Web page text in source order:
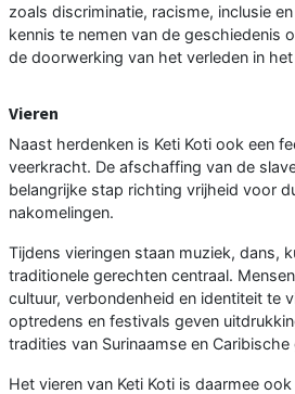
zoals discriminatie, racisme, inclusie
kennis te nemen van de geschiedenis
de doorwerking van het verleden in
Vieren
Naast herdenken is Keti Koti ook een
veerkracht. De afschaffing van de
belangrijke stap richting vrijheid voor
nakomelingen.
Tijdens vieringen staan muziek, dans,
traditionele gerechten centraal.
cultuur, verbondenheid en identiteit te
optredens en festivals geven
tradities van Surinaamse en
Het vieren van Keti Koti is daarmee